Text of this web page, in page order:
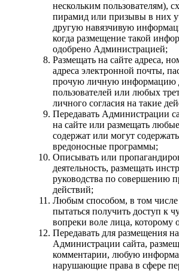
нескольким пользователям),
пирамид или призывы в них
другую навязчивую
когда размещение такой
одобрено Администрацией;
Размещать на сайте адреса,
адреса электронной почты,
прочую личную информацию
пользователей или любых
личного согласия на такие
Передавать Администрации
на сайте или размещать
содержат или могут
вредоносные программы;
Описывать или
деятельность, размещать
руководства по совершению
действий;
Любым способом, в том числе
пытаться получить доступ к
вопреки воле лица, которому
Передавать для размещения
Администрации сайта,
комментарии, любую
нарушающие права в сфере